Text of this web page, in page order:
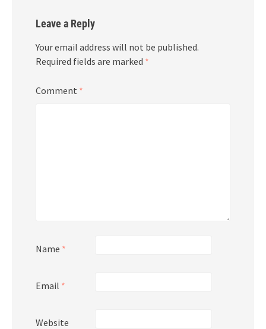
Leave a Reply
Your email address will not be published.
Required fields are marked *
Comment *
Name *
Email *
Website